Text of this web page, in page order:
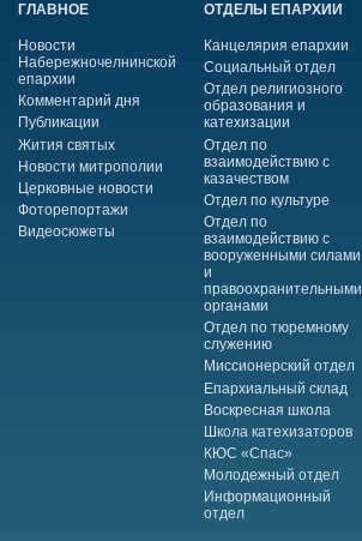
ГЛАВНОЕ
Новости
Набережночелнинской
епархии
Комментарий дня
Публикации
Жития святых
Новости митрополии
Церковные новости
Фоторепортажи
Видеосюжеты
ОТДЕЛЫ ЕПАРХИИ
Канцелярия епархии
Социальный отдел
Отдел религиозного
образования и
катехизации
Отдел по
взаимодействию с
казачеством
Отдел по культуре
Отдел по
взаимодействию с
вооруженными силами
и
правоохранительными
органами
Отдел по тюремному
служению
Миссионерский отдел
Епархиальный склад
Воскресная школа
Школа катехизаторов
КЮС «Спас»
Молодежный отдел
Информационный
отдел